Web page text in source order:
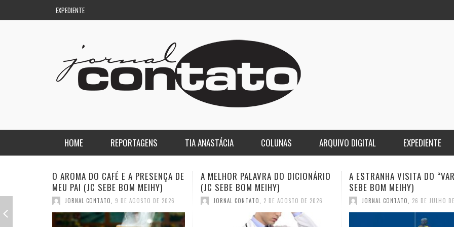
EXPEDIENTE
HOME REPORTAGENS
REGIONAL
TIA ANASTÁCIA COLUNAS
DE PASSAGEM
ARQUIVO DIGITAL EXPEDIENTE
A MELHOR PALAVRA DO DICIONÁRIO
(JC SEBE BOM MEIHY)
JORNAL CONTATO 2 DE AGOSTO DE 2026
A ESTRANHA VISITA DO “VAR” (JC
SEBE BOM MEIHY)
JORNAL CONTATO 26 DE JULHO DE 2026
QUASE: A PIOR PALAVRA DO
DICIONÁRIO (JC SEBE BOM
JORNAL CONTATO 19 DE JULHO